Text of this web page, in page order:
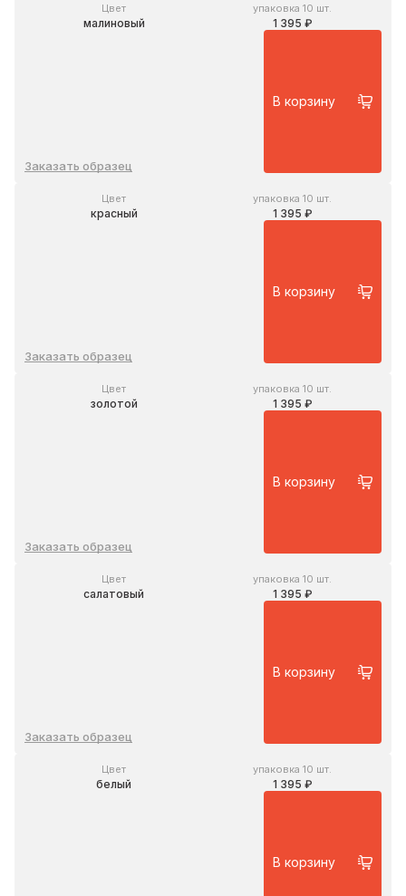
Цвет
малиновый
упаковка 10 шт.
1 395 ₽
Заказать образец
В корзину
Цвет
красный
упаковка 10 шт.
1 395 ₽
Заказать образец
В корзину
Цвет
золотой
упаковка 10 шт.
1 395 ₽
Заказать образец
В корзину
Цвет
салатовый
упаковка 10 шт.
1 395 ₽
Заказать образец
В корзину
Цвет
белый
упаковка 10 шт.
1 395 ₽
В корзину